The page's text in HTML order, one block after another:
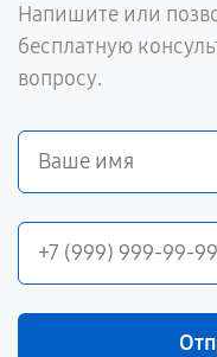
Напишите или
бесплатную
вопросу.